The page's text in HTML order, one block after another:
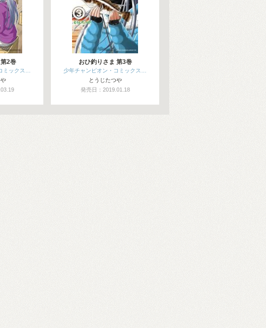
2巻
ミックス…
おひ釣りさま 第3巻
少年チャンピオン・コミックス…
とうじたつや
発売日：2019.01.18